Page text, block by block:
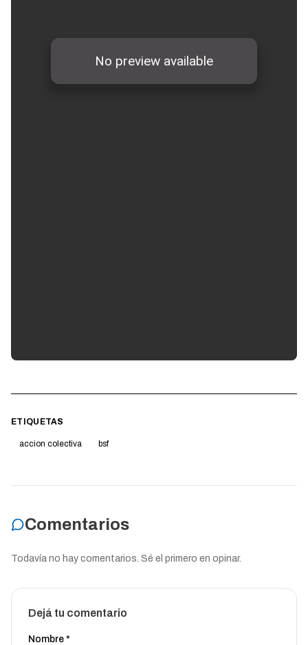
ETIQUETAS
accion colectiva bsf
Comentarios
Todavía no hay comentarios. Sé el primero en opinar.
Dejá tu comentario
Nombre *